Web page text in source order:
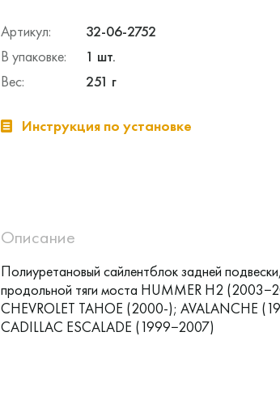
Артикул:
32-06-2752
В упаковке:
1 шт.
Вес:
251 г
Инструкция по установке
Описание
Полиуретановый сайлентблок задней
продольной тяги моста HUMMER H2
CHEVROLET TAHOE (2000-); AVALANCHE
CADILLAC ESCALADE (1999−2007)